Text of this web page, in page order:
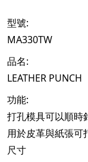
型號:
MA330TW
品名:
LEATHER PUNCH
功能:
打孔模具可以順時
用於皮革與紙張可
尺寸